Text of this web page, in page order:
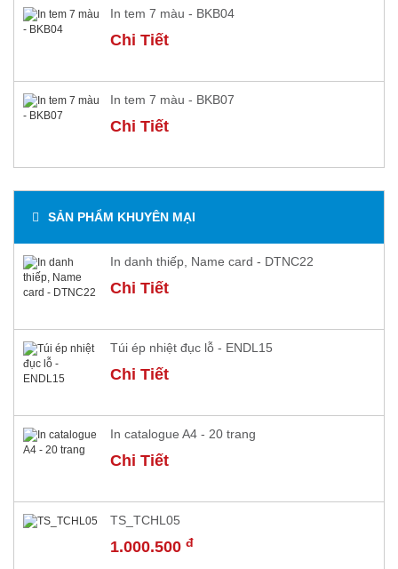
In tem 7 màu - BKB04
Chi Tiết
In tem 7 màu - BKB07
Chi Tiết
SẢN PHẨM KHUYÊN MẠI
In danh thiếp, Name card - DTNC22
Chi Tiết
Túi ép nhiệt đục lỗ - ENDL15
Chi Tiết
In catalogue A4 - 20 trang
Chi Tiết
TS_TCHL05
1.000.500 đ